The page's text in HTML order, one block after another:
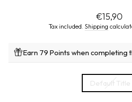
Regular
price
€15,90
Tax included. Shipping
Earn 79 Points when completing
Default Title